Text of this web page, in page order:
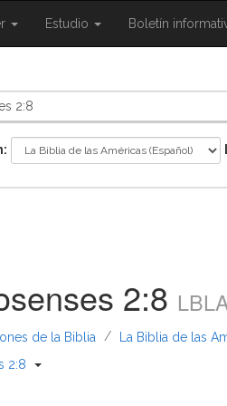
{{
Estudio
{{
Boletín
2:8
de la Biblia / La Biblia de las
2:8
{{